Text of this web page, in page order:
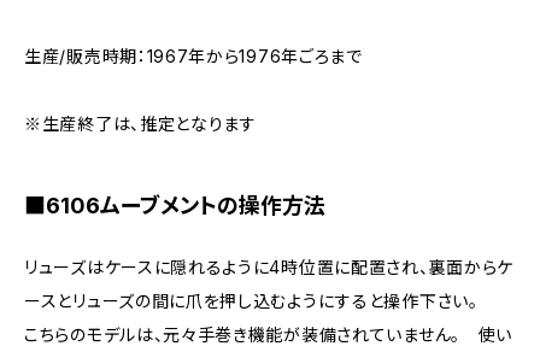
生産/販売時期：1967年から1976年ごろまで
※生産終了は、推定となります
■6106ムーブメントの操作方法
リューズはケースに隠れるように4時位置に配置され、裏面からケ
ースとリューズの間に爪を押し込むようにすると操作下さい。
こちらのモデルは、元々手巻き機能が装備されていません。 使い